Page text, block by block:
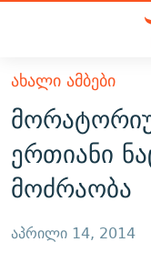
მთავარ
შინაარსზე
დაბრუნება
მთავარ
ნავიგაციაზე
დაბრუნება
ძიებაზე
ᲐᲮᲐᲚᲘ ᲐᲛᲑᲔᲑᲘ
ᲗᲔᲛᲔᲑᲘ
ᲞᲝᲚᲘᲢᲘᲙᲐ
ᲔᲙᲝᲜᲝᲛᲘᲙᲐ
ᲡᲐᲖᲝᲒᲐᲓᲝᲔᲑᲐ
ᲕᲘᲓᲔᲝ
ᲑᲚᲝᲒᲔᲑᲘ
ᲞᲝᲓᲙᲐᲡᲢᲔᲑᲘ
ᲐᲮᲐᲚᲘ ᲐᲛᲑᲔᲑᲘ
ერთიანი
მოძრაობა
აპრილი 14, 2014